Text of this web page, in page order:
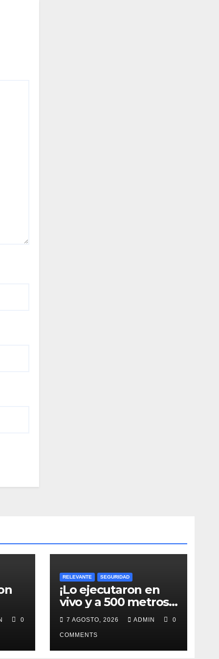
0
RELEVANTE SEGURIDAD
¡Lo ejecutaron en
vivo y a 500 metros
de fiscalía!
7 AGOSTO, 2026 ADMIN 0
COMMENTS